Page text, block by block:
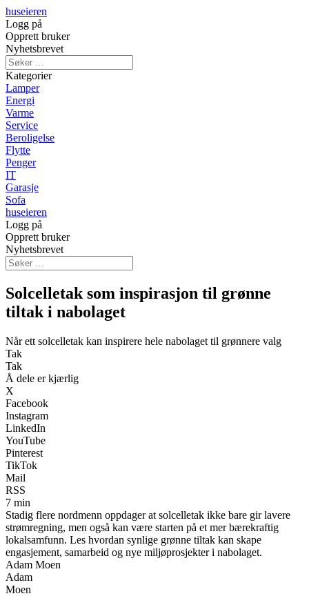
huseieren
Logg på
Opprett bruker
Nyhetsbrevet
Kategorier
Lamper
Energi
Varme
Service
Beroligelse
Flytte
Penger
IT
Garasje
Sofa
huseieren
Logg på
Opprett bruker
Nyhetsbrevet
Solcelletak som inspirasjon til grønne
tiltak i nabolaget
Når ett solcelletak kan inspirere hele nabolaget til grønnere valg
Tak
Tak
Å dele er kjærlig
X
Facebook
Instagram
LinkedIn
YouTube
Pinterest
TikTok
Mail
RSS
7 min
Stadig flere nordmenn oppdager at solcelletak ikke bare gir lavere
strømregning, men også kan være starten på et mer bærekraftig
lokalsamfunn. Les hvordan synlige grønne tiltak kan skape
engasjement, samarbeid og nye miljøprosjekter i nabolaget.
Adam Moen
Adam
Moen